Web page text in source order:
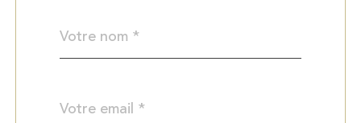
par
*
*